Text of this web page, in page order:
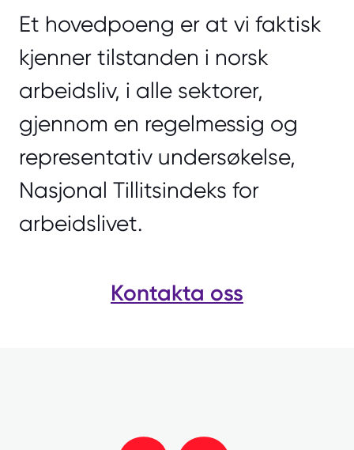
Et hovedpoeng er at vi faktisk
kjenner tilstanden i norsk
arbeidsliv, i alle sektorer,
gjennom en regelmessig og
representativ undersøkelse,
Nasjonal Tillitsindeks for
arbeidslivet.
Kontakta oss